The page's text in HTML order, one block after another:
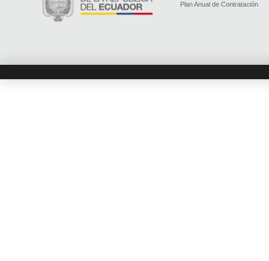
Plan Anual de Contratación